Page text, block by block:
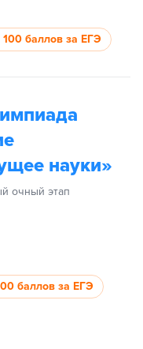
100 баллов за ЕГЭ
науки»
очный этап
баллов за ЕГЭ